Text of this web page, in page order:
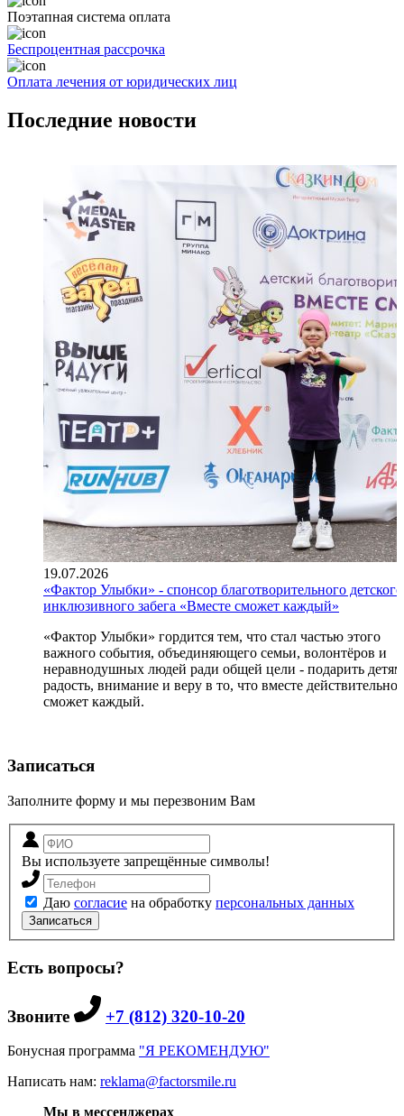
Поэтапная система оплата
Беспроцентная рассрочка
Оплата лечения от юридических лиц
Последние новости
19.07.2026
«Фактор Улыбки» - спонсор благотворительного детского
инклюзивного забега «Вместе сможет каждый»
«Фактор Улыбки» гордится тем, что стал частью этого
важного события, объединяющего семьи, волонтёров и
неравнодушных людей ради общей цели - подарить детям
радость, внимание и веру в то, что вместе действительно
сможет каждый.
Записаться
Заполните форму и мы перезвоним Вам
Вы используете запрещённые символы!
Даю согласие на обработку персональных данных
Записаться
Есть вопросы?
Звоните +7 (812) 320-10-20
Бонусная программа "Я РЕКОМЕНДУЮ"
Написать нам: reklama@factorsmile.ru
Мы в мессенджерах